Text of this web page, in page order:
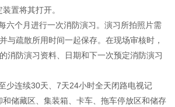
置将其打开。
个月进行一次消防演习。演习所拍照片需
与疏散所用时间一起保存。在现场审核时，
消防演习资料、日期和下一次预定消防演习
连续30天、7天24小时全天闭路电视记
储藏区、集装箱、卡车、拖车停放区和储存